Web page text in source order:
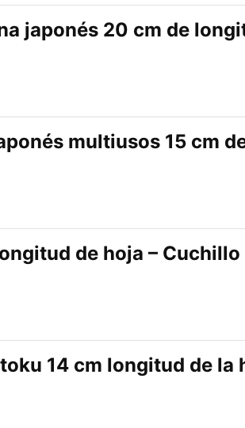
japonés 20 cm de
multiusos 15 cm
de hoja – Cuchillo
14 cm longitud de la